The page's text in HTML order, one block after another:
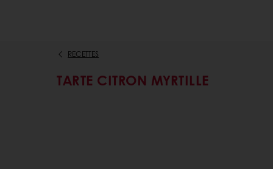
RECETTES
TARTE CITRON MYRTILLE